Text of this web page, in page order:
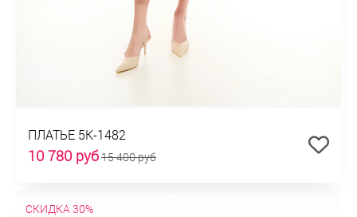
ПЛАТЬЕ 5К-1482
10 780 руб15 400 руб
СКИДКА 30%